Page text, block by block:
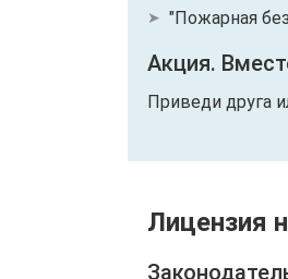
"Пожарная
Акция.
Приведи друга
Лицензия